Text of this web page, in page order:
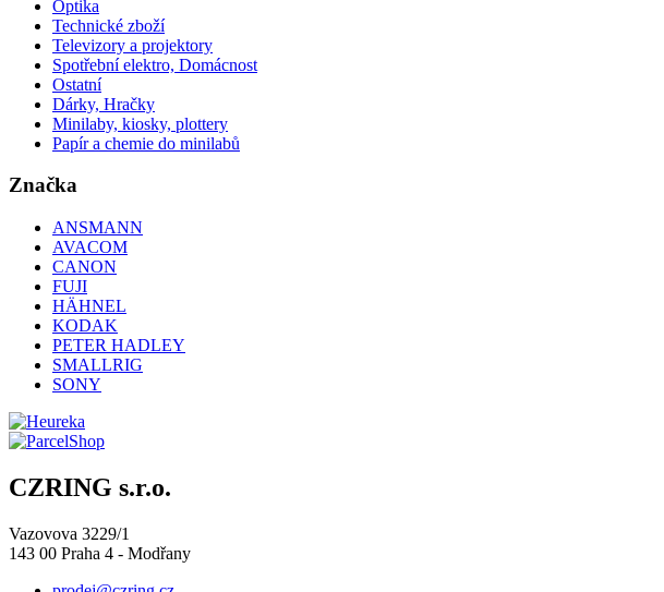
Optika
Technické zboží
Televizory a projektory
Spotřební elektro, Domácnost
Ostatní
Dárky, Hračky
Minilaby, kiosky, plottery
Papír a chemie do minilabů
Značka
ANSMANN
AVACOM
CANON
FUJI
HÄHNEL
KODAK
PETER HADLEY
SMALLRIG
SONY
CZRING s.r.o.
Vazovova 3229/1
143 00 Praha 4 - Modřany